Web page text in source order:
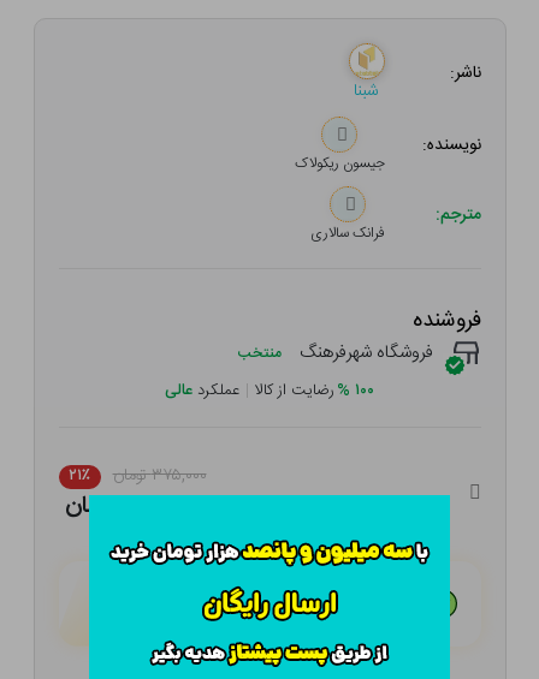
ناشر:
شبنا
نویسنده:
جیسون ریکولاک
مترجم:
فرانک سالاری
فروشنده
فروشگاه شهرفرهنگ منتخب
۱۰۰ %رضایت از کالا | عملکرد عالی
۳۷۵,۰۰۰ تومان ۲۱٪
۲۹۶,۲۵۰ تومان
هـر قسط با تــرب‌پــی: